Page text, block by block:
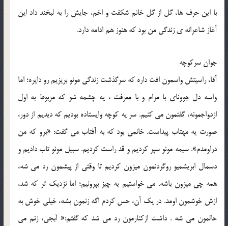
با اين حرف ها، گل از گل خانم شکفت و اخم، جايش را به لبخند داد اين
آغاز شاعرانه ي زندگي من بود که هنوز هم ادامه دارد.
جوان سرکوچه
آقا، راسيتش واسمون افت داره که سرگذشت زندگي مونو بريزيم رو دايره؛ اما
واسه دل جووناي با مرام و با معرفت ، يه چشمه شو که مربوط به اول
ازدواجمونه، گفتمون مي کنيم. سر يه کوچه وايستاده بوديم که ديديم از دور،
صورت يه مهتاب پيداست. خانمي بود که به آفتاب مي گفت: «برو که من
دراومدم». سيمه مونو سپر کرديم و قد راست کرديم. سبيل مونو تاب داديم و
دسمال ابريشميو روگردنمون ميزون کرديم تا وقتي از پيشمون رد مي شه،
همه چي ميزون باشه. مي خواستيم يه چيز بپرونيم؛ اما نزديک تر که شد،
ازش خوشمون اومد. در يک آن، حس کردم اگه زنمون بشه، خيلي خوش به
حالمون مي شه . داشت ازکنارمون رد مي شد که گفتم:« آبجي، زنم مي